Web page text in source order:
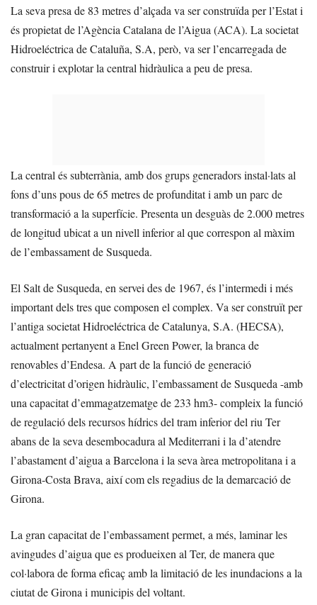
La seva presa de 83 metres d’alçada va ser construïda per l’Estat i
és propietat de l’Agència Catalana de l’Aigua (ACA). La societat
Hidroeléctrica de Cataluña, S.A, però, va ser l’encarregada de
construir i explotar la central hidràulica a peu de presa.
La central és subterrània, amb dos grups generadors instal·lats al
fons d’uns pous de 65 metres de profunditat i amb un parc de
transformació a la superfície. Presenta un desguàs de 2.000 metres
de longitud ubicat a un nivell inferior al que correspon al màxim
de l’embassament de Susqueda.
El Salt de Susqueda, en servei des de 1967, és l’intermedi i més
important dels tres que composen el complex. Va ser construït per
l’antiga societat Hidroeléctrica de Catalunya, S.A. (HECSA),
actualment pertanyent a Enel Green Power, la branca de
renovables d’Endesa. A part de la funció de generació
d’electricitat d’origen hidràulic, l’embassament de Susqueda -amb
una capacitat d’emmagatzematge de 233 hm3- compleix la funció
de regulació dels recursos hídrics del tram inferior del riu Ter
abans de la seva desembocadura al Mediterrani i la d’atendre
l’abastament d’aigua a Barcelona i la seva àrea metropolitana i a
Girona-Costa Brava, així com els regadius de la demarcació de
Girona.
La gran capacitat de l’embassament permet, a més, laminar les
avingudes d’aigua que es produeixen al Ter, de manera que
col·labora de forma eficaç amb la limitació de les inundacions a la
ciutat de Girona i municipis del voltant.